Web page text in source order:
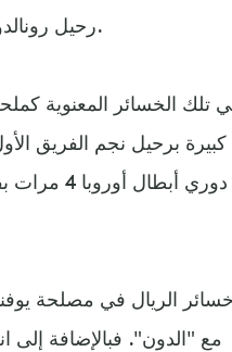
رحيل رونالدو إلى يوفنتوس تراجع عدد المتابعين إلى 30.02 مليون متابع.
تلك الخسائر المعنوية
برحيل نجم الفريق
على دوري
الريال في مصلحة
مع "الدون". فبالإضافة إلى